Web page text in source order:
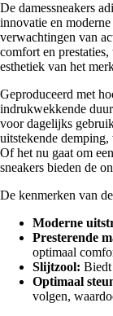
De damessneakers
innovatie en
verwachtingen van
comfort en
esthetiek van het
Geproduceerd met
indrukwekkende
voor dagelijks
uitstekende
Of het nu gaat om
sneakers bieden de
De kenmerken van
Moderne
Presterende
optimaal
Slijtzool:
Optimaal
volgen,